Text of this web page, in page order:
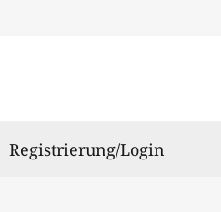
Registrierung/Login